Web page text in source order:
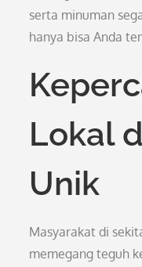
serta minuman
hanya bisa Anda
Lokal
Unik
Masyarakat di
memegang teguh